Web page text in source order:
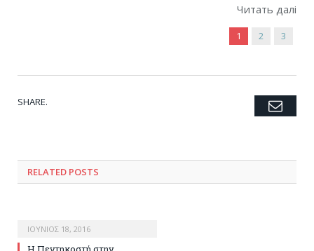
Читать далі
1 2 3
SHARE. Twitter
Facebook
Google+
Pinterest
LinkedIn
Tumblr
RELATED POSTS
ΙΟΎΝΙΟΣ 18, 2016